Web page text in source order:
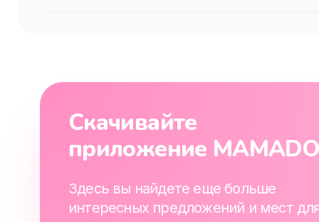
Скачивайте
приложение
Здесь вы найдете еще больше
интересных предложений и мест